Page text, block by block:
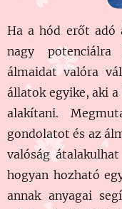
Ha a hód erőt adó
nagy potenciálra
álmaidat valóra
állatok egyike, aki
alakítani.
gondolatot és az
valóság
hogyan hozható
annak anyagai